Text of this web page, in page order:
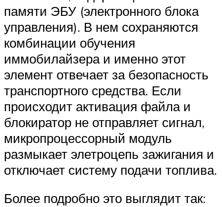
памяти ЭБУ (электронного блока
управления). В нем сохраняются
комбинации обучения
иммобилайзера и именно этот
элемент отвечает за безопасность
транспортного средства. Если
происходит активация файла и
блокиратор не отправляет сигнал,
микропроцессорный модуль
размыкает элетроцепь зажигания и
отключает систему подачи топлива.
Более подробно это выглядит так: